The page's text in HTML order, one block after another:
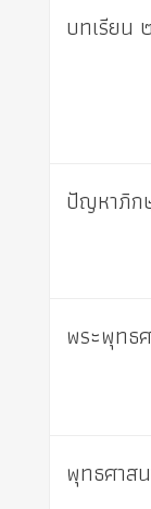
บทเรียน
ปัญหาภิก
พระพุทธ
พุทธศาส